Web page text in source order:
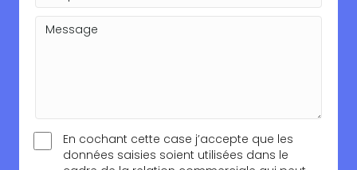
En cochant cette case j’accepte que les
données saisies soient utilisées dans le